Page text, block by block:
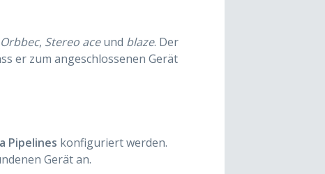
Orbbec, Stereo aceund blaze. Der
er zum angeschlossenen Gerät
Pipelines konfiguriert werden.
Gerät an.